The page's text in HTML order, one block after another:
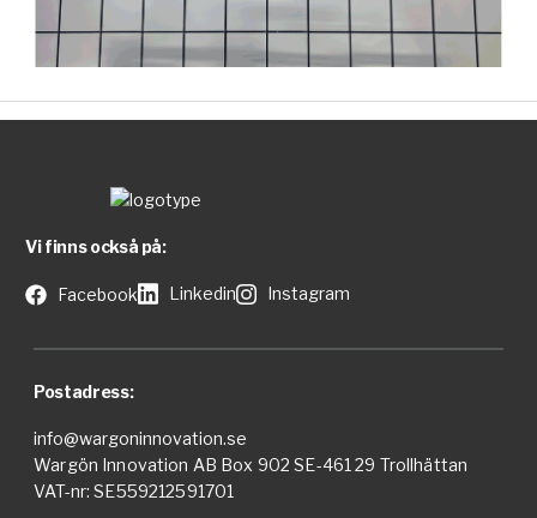
Vi finns också på:
Facebook Linkedin Instagram
Postadress:
info@wargoninnovation.se
Wargön Innovation AB Box 902 SE-461 29 Trollhättan
VAT-nr: SE559212591701